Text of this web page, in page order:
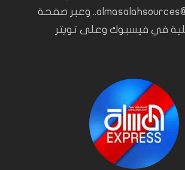
almasalahsources@gmail.com.. وعبر صفحة
في فيسبوك وعلى تويتر